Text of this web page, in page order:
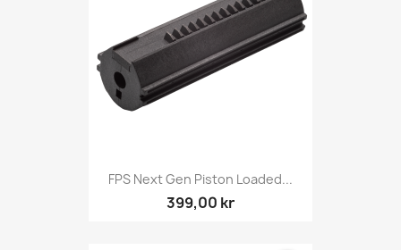
FPS Next Gen Piston Loaded...
399,00 kr